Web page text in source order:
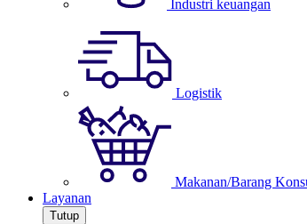
Industri keuangan
Logistik
Makanan/Barang
Layanan
Tutup